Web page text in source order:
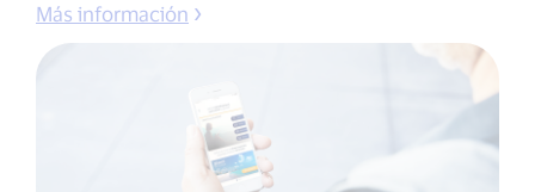
Más información